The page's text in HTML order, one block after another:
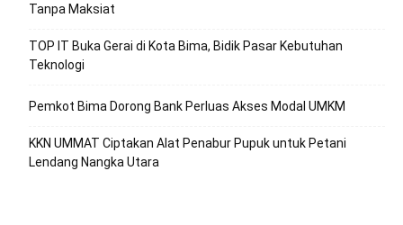
Tanpa Maksiat
TOP IT Buka Gerai di Kota Bima, Bidik Pasar Kebutuhan
Teknologi
Pemkot Bima Dorong Bank Perluas Akses Modal UMKM
KKN UMMAT Ciptakan Alat Penabur Pupuk untuk Petani
Lendang Nangka Utara